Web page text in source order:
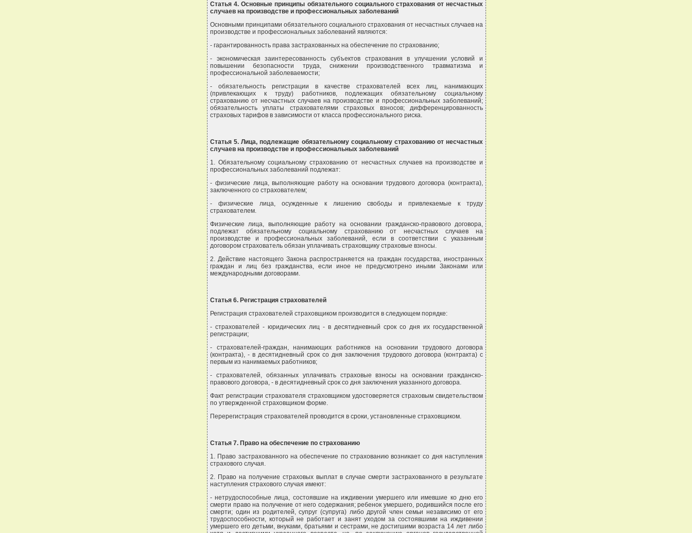
Статья 4. Основные принципы обязательного социального страхования от несчастных
случаев на производстве и профессиональных заболеваний
Основными принципами обязательного социального страхования от несчастных случаев на
производстве и профессиональных заболеваний являются:
- гарантированность права застрахованных на обеспечение по страхованию;
- экономическая заинтересованность субъектов страхования в улучшении условий и
повышении безопасности труда, снижении производственного травматизма и
профессиональной заболеваемости;
- обязательность регистрации в качестве страхователей всех лиц, нанимающих
(привлекающих к труду) работников, подлежащих обязательному социальному
страхованию от несчастных случаев на производстве и профессиональных заболеваний;
обязательность уплаты страхователями страховых взносов; дифференцированность
страховых тарифов в зависимости от класса профессионального риска.
Статья 5. Лица, подлежащие обязательному социальному страхованию от несчастных
случаев на производстве и профессиональных заболеваний
1. Обязательному социальному страхованию от несчастных случаев на производстве и
профессиональных заболеваний подлежат:
- физические лица, выполняющие работу на основании трудового договора (контракта),
заключенного со страхователем;
- физические лица, осужденные к лишению свободы и привлекаемые к труду
страхователем.
Физические лица, выполняющие работу на основании гражданско-правового договора,
подлежат обязательному социальному страхованию от несчастных случаев на
производстве и профессиональных заболеваний, если в соответствии с указанным
договором страхователь обязан уплачивать страховщику страховые взносы.
2. Действие настоящего Закона распространяется на граждан государства, иностранных
граждан и лиц без гражданства, если иное не предусмотрено иными Законами или
международными договорами.
Статья 6. Регистрация страхователей
Регистрация страхователей страховщиком производится в следующем порядке:
- страхователей - юридических лиц - в десятидневный срок со дня их государственной
регистрации;
- страхователей-граждан, нанимающих работников на основании трудового договора
(контракта), - в десятидневный срок со дня заключения трудового договора (контракта) с
первым из нанимаемых работников;
- страхователей, обязанных уплачивать страховые взносы на основании гражданско-
правового договора, - в десятидневный срок со дня заключения указанного договора.
Факт регистрации страхователя страховщиком удостоверяется страховым свидетельством
по утвержденной страховщиком форме.
Перерегистрация страхователей проводится в сроки, установленные страховщиком.
Статья 7. Право на обеспечение по страхованию
1. Право застрахованного на обеспечение по страхованию возникает со дня наступления
страхового случая.
2. Право на получение страховых выплат в случае смерти застрахованного в результате
наступления страхового случая имеют:
- нетрудоспособные лица, состоявшие на иждивении умершего или имевшие ко дню его
смерти право на получение от него содержания; ребенок умершего, родившийся после его
смерти; один из родителей, супруг (супруга) либо другой член семьи независимо от его
трудоспособности, который не работает и занят уходом за состоявшими на иждивении
умершего его детьми, внуками, братьями и сестрами, не достигшими возраста 14 лет либо